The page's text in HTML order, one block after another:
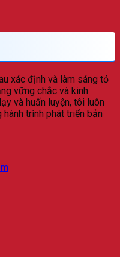
xác định và làm sáng tỏ
vững chắc và kinh
và huấn luyện, tôi luôn
trình phát triển bản